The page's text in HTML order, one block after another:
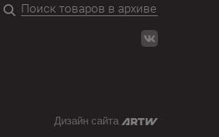
Дизайн сайта